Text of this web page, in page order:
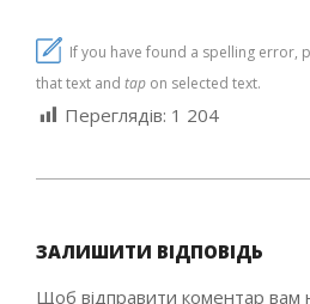
If you have found a spelling error,
that text and tap on selected text.
Переглядів: 1 204
17
ЗАЛИШИТИ ВІДПОВІДЬ
Щоб відправити коментар вам